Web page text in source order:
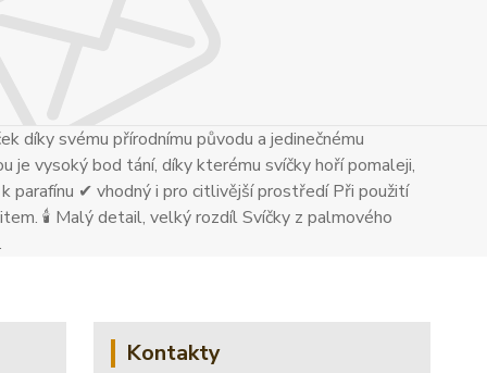
díky svému přírodnímu původu a jedinečnému
je vysoký bod tání, díky kterému svíčky hoří pomaleji,
parafínu ✔ vhodný i pro citlivější prostředí Při použití
🕯 Malý detail, velký rozdíl Svíčky z palmového
Kontakty